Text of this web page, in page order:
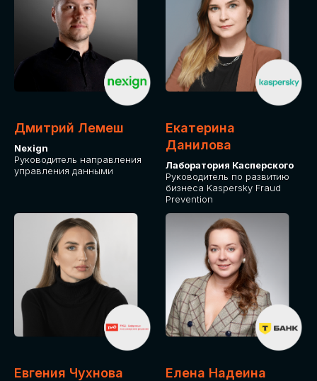
Дмитрий Лемеш
Nexign
Руководитель направления
управления данными
Екатерина
Данилова
Лаборатория Касперского
Руководитель по развитию
бизнеса Kaspersky Fraud
Prevention
Евгения Чухнова Елена Надеина
ДЛЯ ОПЛАТЫ БИЛЕТОВ
ОТ ФИЗИЧЕСКОГО ЛИЦА
Оплата через сервис Timepad
ПРИОБРЕСТИ БИЛЕТ